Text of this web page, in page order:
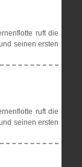
ruft die
seinen ersten
ruft die
seinen ersten